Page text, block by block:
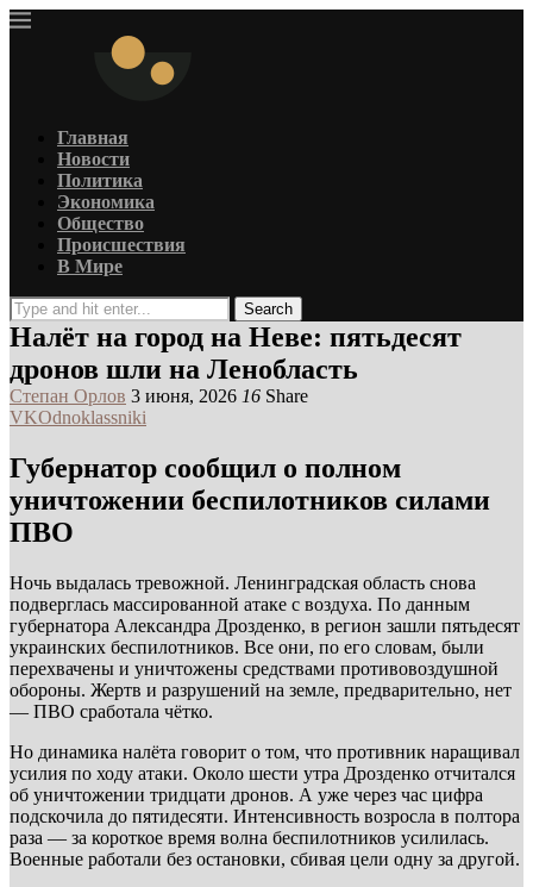
Главная
Новости
Политика
Экономика
Общество
Происшествия
В Мире
Search
Налёт на город на Неве: пятьдесят
дронов шли на Ленобласть
Степан Орлов 3 июня, 2026 16 Share
VKOdnoklassniki
Губернатор сообщил о полном
уничтожении беспилотников силами
ПВО
Ночь выдалась тревожной. Ленинградская область снова
подверглась массированной атаке с воздуха. По данным
губернатора Александра Дрозденко, в регион зашли пятьдесят
украинских беспилотников. Все они, по его словам, были
перехвачены и уничтожены средствами противовоздушной
обороны. Жертв и разрушений на земле, предварительно, нет
— ПВО сработала чётко.
Но динамика налёта говорит о том, что противник наращивал
усилия по ходу атаки. Около шести утра Дрозденко отчитался
об уничтожении тридцати дронов. А уже через час цифра
подскочила до пятидесяти. Интенсивность возросла в полтора
раза — за короткое время волна беспилотников усилилась.
Военные работали без остановки, сбивая цели одну за другой.